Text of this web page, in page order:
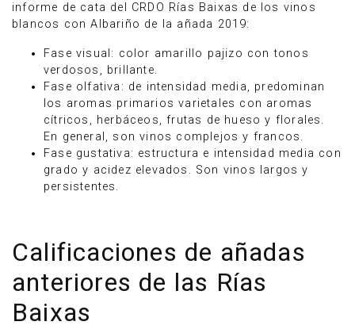
informe de cata del CRDO Rías Baixas de los vinos
blancos con Albariño de la añada 2019:
Fase visual: color amarillo pajizo con tonos
verdosos, brillante.
Fase olfativa: de intensidad media, predominan
los aromas primarios varietales con aromas
cítricos, herbáceos, frutas de hueso y florales.
En general, son vinos complejos y francos.
Fase gustativa: estructura e intensidad media con
grado y acidez elevados. Son vinos largos y
persistentes.
Calificaciones de añadas
anteriores de las Rías
Baixas